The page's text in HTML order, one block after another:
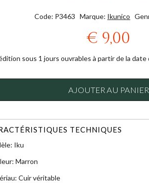
Code: P3463 Marque: Ikunico
€ 9,00
sous 1 jours ouvrables à partir de la date
AJOUTER AU PANIER
TECHNIQUES
Iku
Marron
Cuir véritable